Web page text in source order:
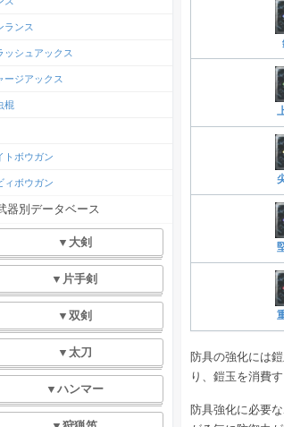
防具の強化には
り、鎧玉を消費
防具強化に必要
ランス
ッシュアックス
ージアックス
棍
トボウガン
ィボウガン
器別データベース
▼大剣
▼片手剣
▼双剣
▼太刀
▼ハンマー